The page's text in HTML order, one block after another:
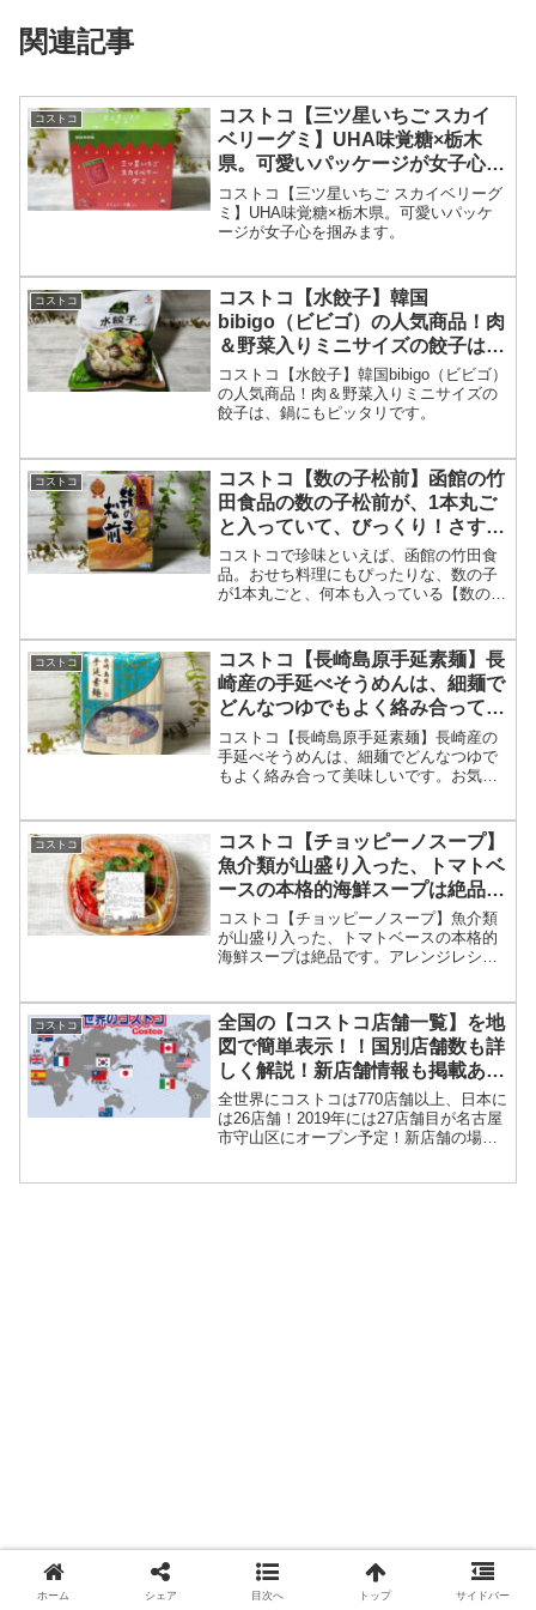
関連記事
コストコ
コストコ【三ツ星いちご スカイ
ベリーグミ】UHA味覚糖×栃木
県。可愛いパッケージが女子心を
掴みます。
コストコ【三ツ星いちご スカイベリーグ
ミ】UHA味覚糖×栃木県。可愛いパッケ
ージが女子心を掴みます。
コストコ
コストコ【水餃子】韓国
bibigo（ビビゴ）の人気商品！肉
＆野菜入りミニサイズの餃子は、
鍋にもピッタリです。
コストコ【水餃子】韓国bibigo（ビビゴ）
の人気商品！肉＆野菜入りミニサイズの
餃子は、鍋にもピッタリです。
コストコ
コストコ【数の子松前】函館の竹
田食品の数の子松前が、1本丸ご
と入っていて、びっくり！さす
が、モンドセレクション受賞商
品。
コストコで珍味といえば、函館の竹田食
品。おせち料理にもぴったりな、数の子
が1本丸ごと、何本も入っている【数の子
コストコ
コストコ【長崎島原手延素麺】長
崎産の手延べそうめんは、細麺で
どんなつゆでもよく絡み合って美
味しいです。
コストコ【長崎島原手延素麺】長崎産の
手延べそうめんは、細麺でどんなつゆで
もよく絡み合って美味しいです。お気に
コストコ
コストコ【チョッピーノスープ】
魚介類が山盛り入った、トマトベ
ースの本格的海鮮スープは絶品で
す。
コストコ【チョッピーノスープ】魚介類
が山盛り入った、トマトベースの本格的
海鮮スープは絶品です。アレンジレシピ
コストコ
全国の【コストコ店舗一覧】を地
図で簡単表示！！国別店舗数も詳
しく解説！新店舗情報も掲載あ
り！
全世界にコストコは770店舗以上、日本に
は26店舗！2019年には27店舗目が名古屋
市守山区にオープン予定！新店舗の場所
ホーム シェア 目次へ トップ サイドバー